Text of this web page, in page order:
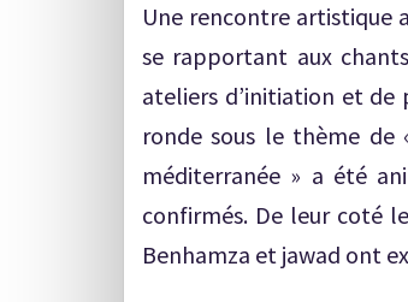
Une rencontre artistique
se rapportant aux
ateliers d’initiation et de
ronde sous le thème
méditerranée » a été
confirmés. De leur coté
Benhamza et jawad ont